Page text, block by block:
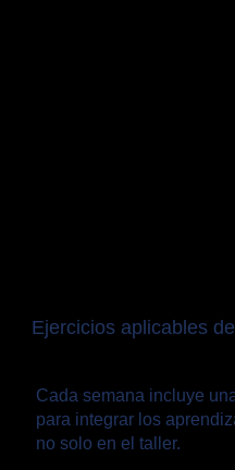
Ejercicios aplicables
Cada semana incluye
para integrar los
no solo en el taller.